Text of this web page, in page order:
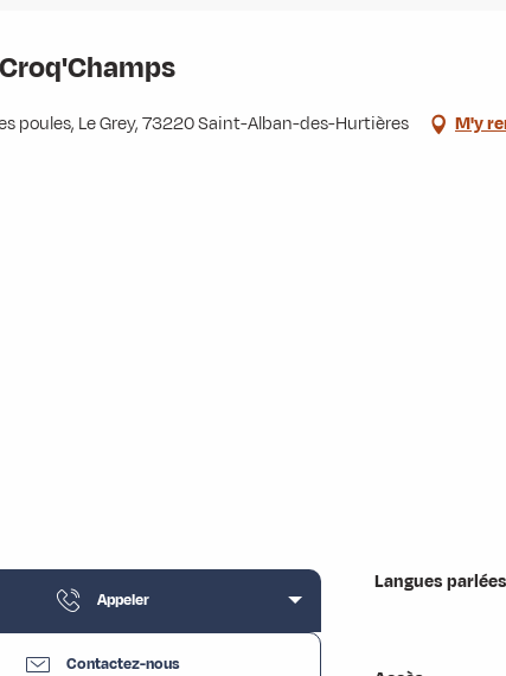
poules, Le Grey, 73220 Saint-Alban-des-Hurtières M'y
Appeler
Contactez-nous
Langues parlées
Langues parlées